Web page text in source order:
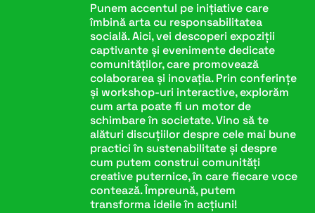
Punem accentul pe inițiative care
îmbină arta cu responsabilitatea
socială. Aici, vei descoperi expoziții
captivante și evenimente dedicate
comunităților, care promovează
colaborarea și inovația. Prin conferințe
și workshop-uri interactive, explorăm
cum arta poate fi un motor de
schimbare în societate. Vino să te
alături discuțiilor despre cele mai bune
practici în sustenabilitate și despre
cum putem construi comunități
creative puternice, în care fiecare voce
contează. Împreună, putem
transforma ideile în acțiuni!